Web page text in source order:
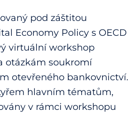
pod záštitou
Economy Policy s OECD
virtuální workshop
otázkám soukromí
otevřeného bankovnictví.
hlavním tématům,
v rámci workshopu